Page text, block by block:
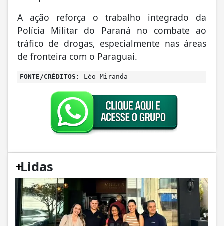
A ação reforça o trabalho integrado da
Polícia Militar do Paraná no combate ao
tráfico de drogas, especialmente nas áreas
de fronteira com o Paraguai.
FONTE/CRÉDITOS: Léo Miranda
+
Lidas